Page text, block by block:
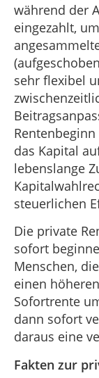
während der
eingezahlt,
sehr flexibel
das Kapital
lebenslange
steuerlichen
Die private
sofort
Menschen,
einen
Sofortrente
dann sofort
daraus eine
Fakten zur